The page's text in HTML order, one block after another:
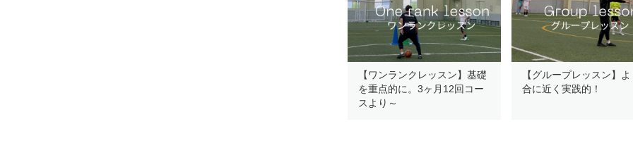
【ワンランクレッスン】基礎
を重点的に。3ヶ月12回コー
スより～
【グループレッスン】
合に近く実践的！